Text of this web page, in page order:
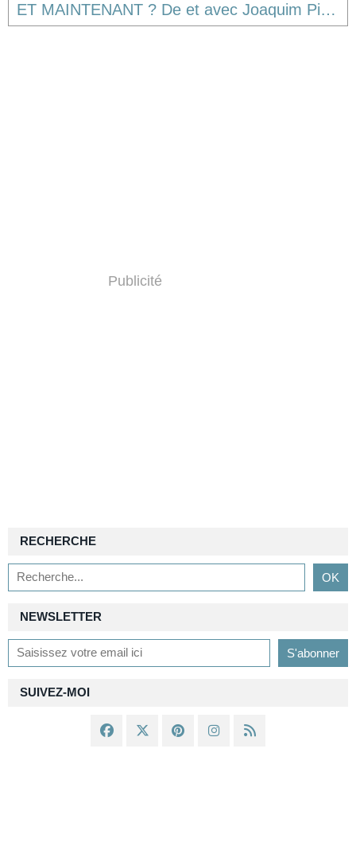
ET MAINTENANT ? De et avec Joaquim Pinto
Publicité
NEWSLETTER
SUIVEZ-MOI
RECHERCHE